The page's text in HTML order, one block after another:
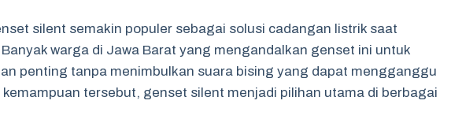
silent semakin populer sebagai solusi cadangan listrik saat
warga di Jawa Barat yang mengandalkan genset ini untuk
penting tanpa menimbulkan suara bising yang dapat mengganggu
tersebut, genset silent menjadi pilihan utama di berbagai